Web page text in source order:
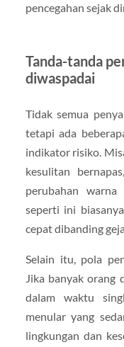
pencegahan sejak
Tanda-tanda
diwaspadai
Tidak semua
tetapi ada
indikator risiko.
kesulitan
perubahan
seperti ini
cepat dibanding
Selain itu, pola
Jika banyak orang
dalam waktu
menular yang
lingkungan dan